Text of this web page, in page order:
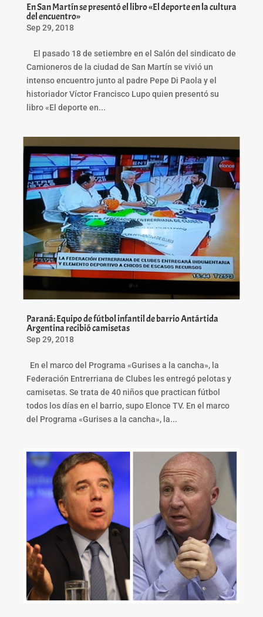
En San Martín se presentó el libro «El deporte en la cultura
del encuentro»
Sep 29, 2018
El pasado 18 de setiembre en el Salón del sindicato de
Camioneros de la ciudad de San Martín se vivió un
intenso encuentro junto al padre Pepe Di Paola y el
historiador Víctor Francisco Lupo quien presentó su
libro «El deporte en...
Paraná: Equipo de fútbol infantil de barrio Antártida
Argentina recibió camisetas
Sep 29, 2018
En el marco del Programa «Gurises a la cancha», la
Federación Entrerriana de Clubes les entregó pelotas y
camisetas. Se trata de 40 niños que practican fútbol
todos los días en el barrio, supo Elonce TV. En el marco
del Programa «Gurises a la cancha», la...